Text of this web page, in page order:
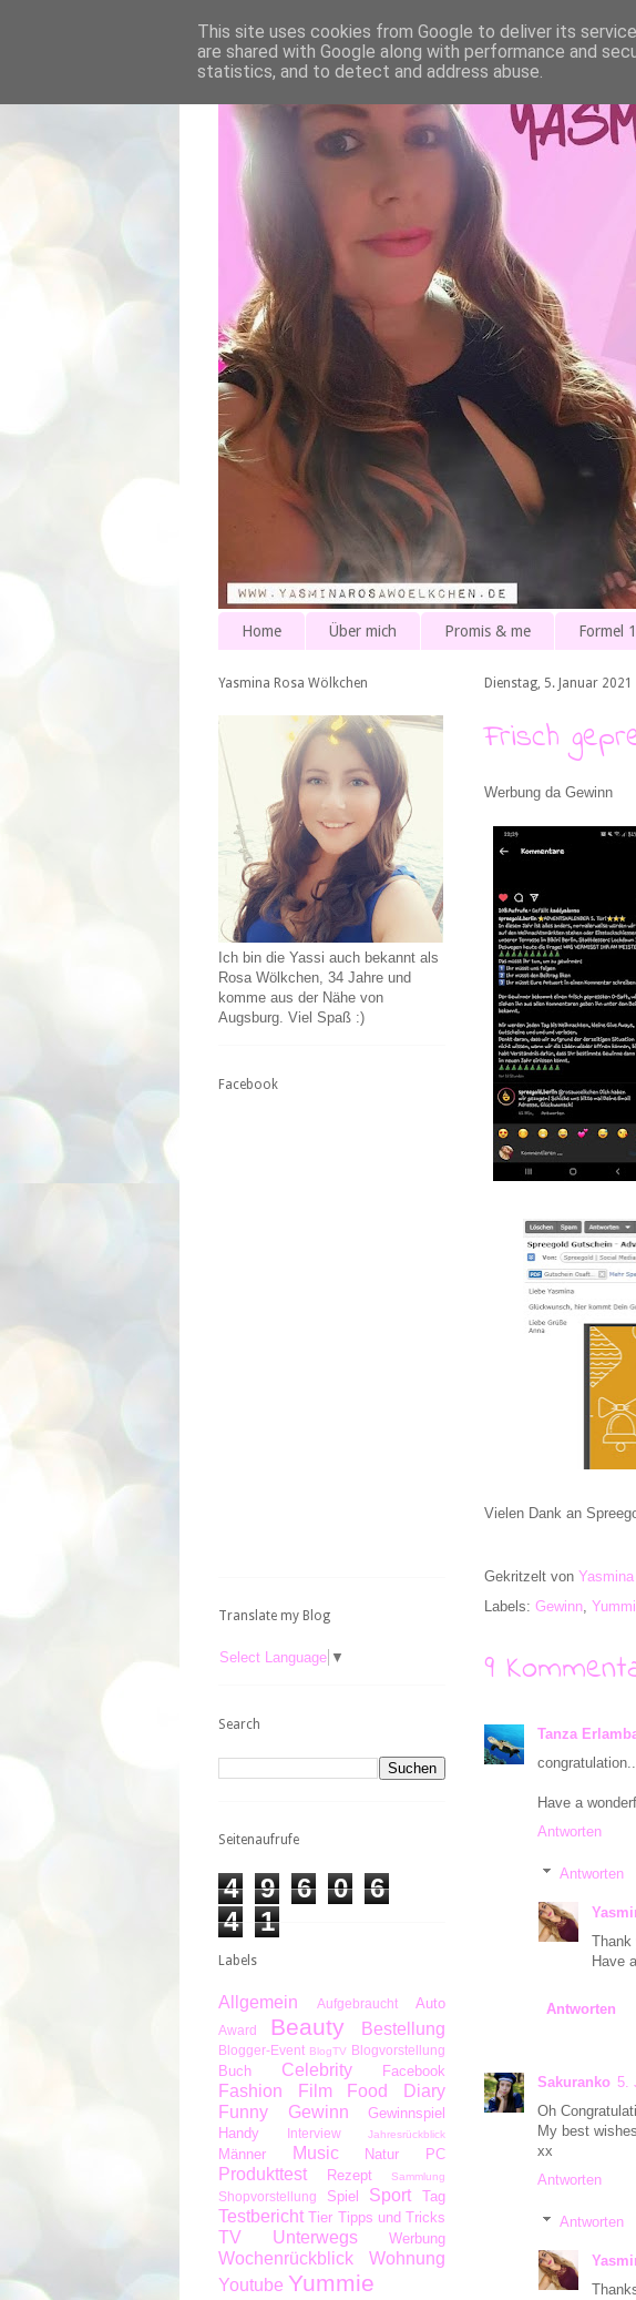
Home Über mich Promis & me Formel 1
Dienstag, 5. Januar 2021
Frisch
Werbung da Gewinn
Vielen Dank an
Gekritzelt von
Labels: Gewinn
9
Tanza
congratulation....
Have a
Antworten
Antworten
Thank
Have
Antworten
Sakuranko 5.
Oh
My best
xx
Antworten
Antworten
Yasmina Rosa Wölkchen
Ich bin die Yassi auch bekannt als
Rosa Wölkchen, 34 Jahre und
komme aus der Nähe von
Augsburg. Viel Spaß :)
Facebook
Translate my Blog
Select Language ▼
Search
Seitenaufrufe
4 9 6 0
6
4
1
Labels
Allgemein Aufgebraucht Auto
Award Beauty Bestellung
Blogger-Event BlogTV Blogvorstellung
Buch Celebrity Facebook
Fashion Film
Food Diary
Funny
Gewinn
Gewinnspiel
Handy
Interview Jahresrückblick
Männer Music Natur PC
Produkttest Rezept Sammlung
Shopvorstellung Spiel Sport Tag
Testbericht Tier Tipps und Tricks
TV Unterwegs Werbung
Wochenrückblick
Wohnung
Youtube Yummie
This site uses cookies from Google to deliver its
are shared with Google along with performance and
statistics, and to detect and address abuse.